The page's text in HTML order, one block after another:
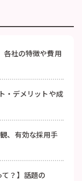
各社の特徴や費用
・デメリットや成
、有効な採用手
て？】話題の